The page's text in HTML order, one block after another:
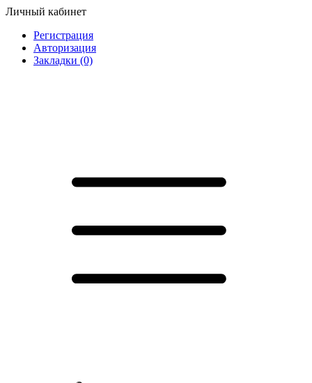
Личный кабинет
Регистрация
Авторизация
Закладки (0)